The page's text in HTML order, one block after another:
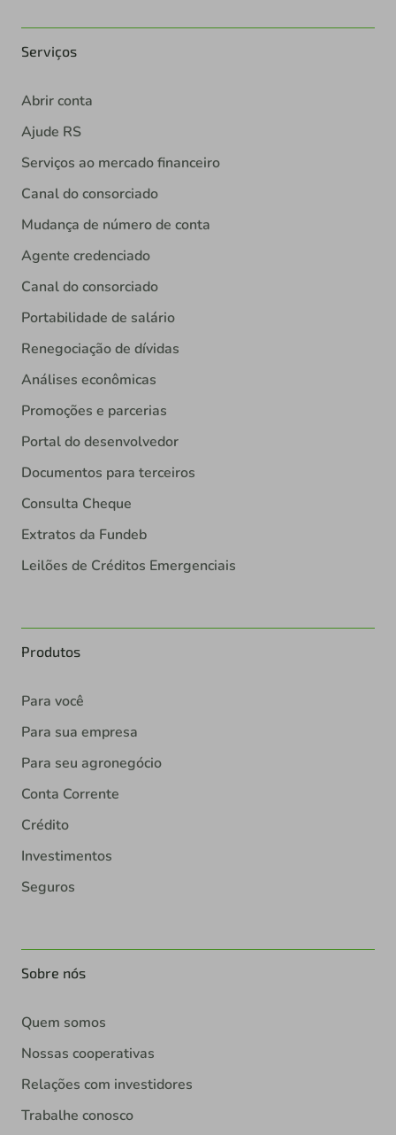
Serviços
Abrir conta
Ajude RS
Serviços ao mercado financeiro
Canal do consorciado
Mudança de número de conta
Agente credenciado
Canal do consorciado
Portabilidade de salário
Renegociação de dívidas
Análises econômicas
Promoções e parcerias
Portal do desenvolvedor
Documentos para terceiros
Consulta Cheque
Extratos da Fundeb
Leilões de Créditos Emergenciais
Produtos
Para você
Para sua empresa
Para seu agronegócio
Conta Corrente
Crédito
Investimentos
Seguros
Sobre nós
Quem somos
Nossas cooperativas
Relações com investidores
Trabalhe conosco